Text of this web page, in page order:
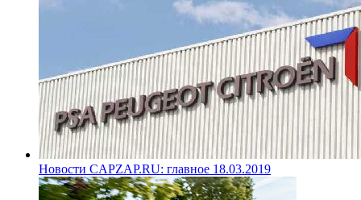
Новости CAPZAP.RU: главное 18.03.2019